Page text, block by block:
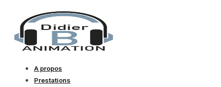
A propos
Prestations